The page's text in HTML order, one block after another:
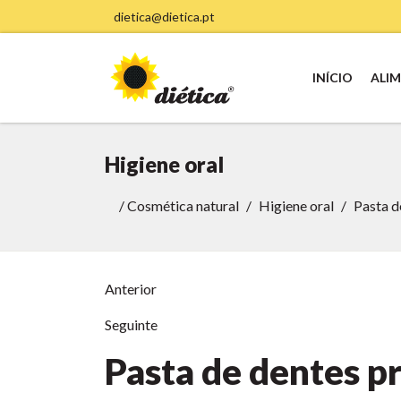
dietica@dietica.pt
INÍCIO
Higiene oral
/Cosmética natural Higiene oral Pasta
Anterior
Seguinte
Pasta de dentes